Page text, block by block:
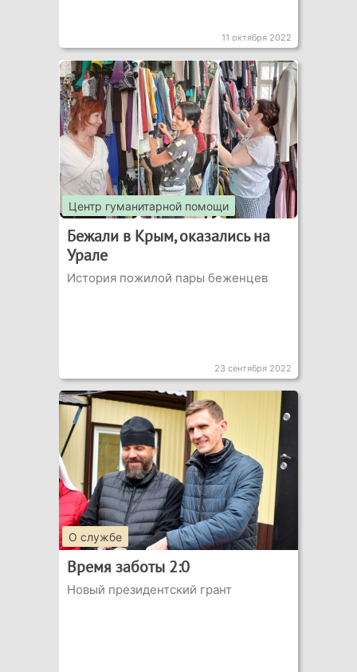
11 октября 2022
Центр гуманитарной помощи
Бежали в Крым, оказались на
Урале
История пожилой пары беженцев
23 сентября 2022
О службе
Время заботы 2:0
Новый президентский грант